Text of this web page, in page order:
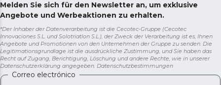
Melden Sie sich für den Newsletter an, um exklusive
Angebote und Werbeaktionen zu erhalten.
*Der Inhaber der Datenverarbeitung ist die Cecotec-Gruppe (Cecotec
Innovaciones S.L. und Solotriatlon S.L.), der Zweck der Verarbeitung ist es, Ihnen
Angebote und Promotionen von den Unternehmen der Gruppe zu senden. Die
Legitimationsgrundlage ist die ausdrückliche Zustimmung, und Sie haben das
Recht auf Zugang, Berichtigung, Löschung und andere Rechte, wie in unserer
Datenschutzerklärung angegeben. Datenschutzbestimmungen
Correo electrónico